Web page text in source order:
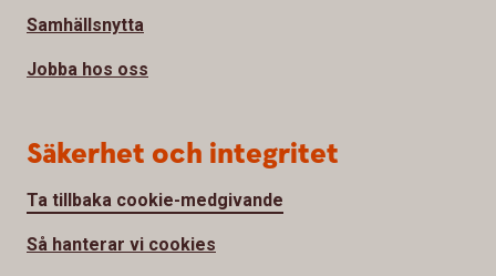
Samhällsnytta
Jobba hos oss
Säkerhet och integritet
Ta tillbaka cookie-medgivande
Så hanterar vi cookies